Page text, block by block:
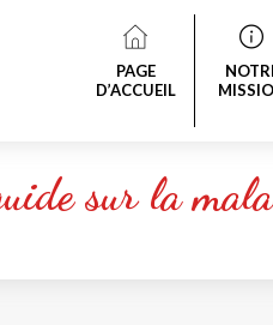
PAGE
D’ACCUEIL
sur la